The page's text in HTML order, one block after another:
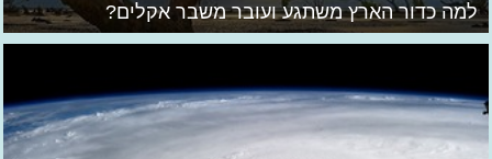
למה כדור הארץ משתגע ועובר משבר אקלים?